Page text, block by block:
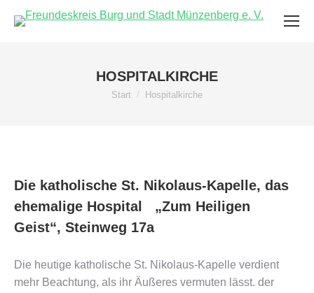
HOSPITALKIRCHE
Sie befinden sich hier:
Start Hospitalkirche
Die katholische St. Nikolaus-Kapelle, das
ehemalige Hospital „Zum Heiligen
Geist“, Steinweg 17a
Die heutige katholische St. Nikolaus-Kapelle verdient
mehr Beachtung, als ihr Äußeres vermuten lässt. der